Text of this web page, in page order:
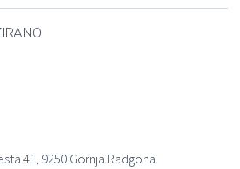
41, 9250 Gornja Radgona